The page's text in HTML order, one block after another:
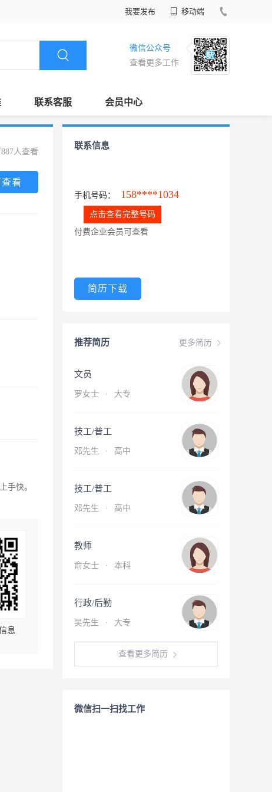
我要发布 移动端
微信公众号
查看更多工作
联系客服 会员中心
人查看
看
手快。
息
联系信息
手机号码： 158****1034
点击查看完整号码
付费企业会员可查看
简历下载
更多简历
推荐简历
文员
罗女士 · 大专
技工/普工
邓先生 · 高中
技工/普工
邓先生 · 高中
教师
俞女士 · 本科
行政/后勤
吴先生 · 大专
查看更多简历
微信扫一扫找工作